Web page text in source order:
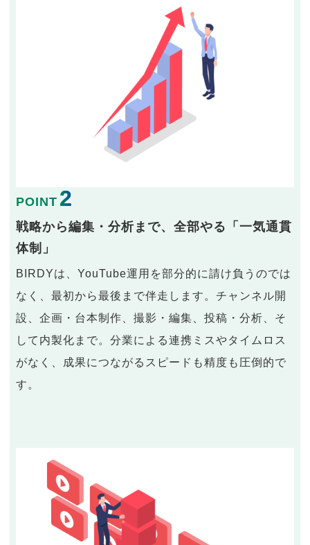
POINT 2
戦略から編集・分析まで、全部やる「一気通貫
体制」
BIRDYは、YouTube運用を部分的に請け負うのでは
なく、最初から最後まで伴走します。チャンネル開
設、企画・台本制作、撮影・編集、投稿・分析、そ
して内製化まで。分業による連携ミスやタイムロス
がなく、成果につながるスピードも精度も圧倒的で
す。